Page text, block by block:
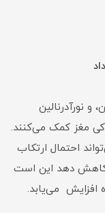
نورآدرنالین
مغز کمک می‌کنند.
قهوه می‌تواند احتمال ارتکاب
و زنان را تا ۵۰ درصد کاهش دهد این است
افزایش می‌یابد.